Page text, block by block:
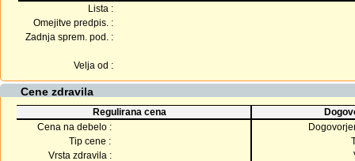
Lista :
Omejitve predpis. :
Zadnja sprem. pod. :
Velja od :
Cene zdravila
Regulirana cena
Cena na debelo :
Tip cene :
Vrsta zdravila :